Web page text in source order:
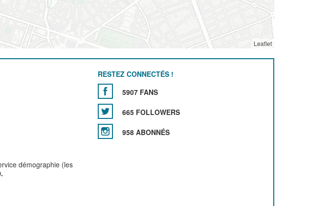
Leaflet
démographie (les
RESTEZ CONNECTÉS !
5907 FANS
665 FOLLOWERS
958 ABONNÉS